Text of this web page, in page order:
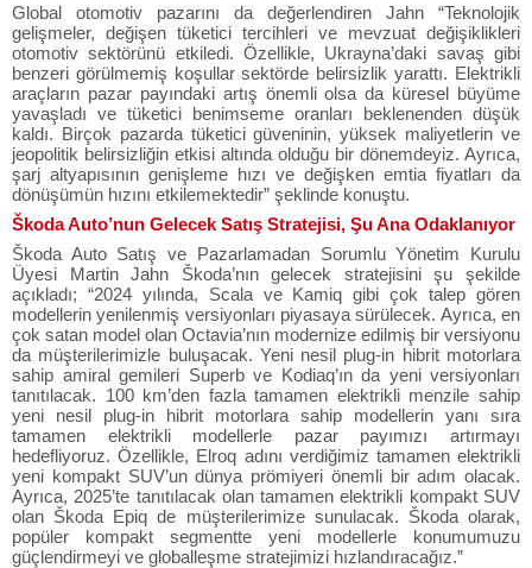
Global otomotiv pazarını da değerlendiren Jahn “Teknolojik
gelişmeler, değişen tüketici tercihleri ve mevzuat değişiklikleri
otomotiv sektörünü etkiledi. Özellikle, Ukrayna’daki savaş gibi
benzeri görülmemiş koşullar sektörde belirsizlik yarattı. Elektrikli
araçların pazar payındaki artış önemli olsa da küresel büyüme
yavaşladı ve tüketici benimseme oranları beklenenden düşük
kaldı. Birçok pazarda tüketici güveninin, yüksek maliyetlerin ve
jeopolitik belirsizliğin etkisi altında olduğu bir dönemdeyiz. Ayrıca,
şarj altyapısının genişleme hızı ve değişken emtia fiyatları da
dönüşümün hızını etkilemektedir” şeklinde konuştu.
Škoda Auto’nun Gelecek Satış Stratejisi, Şu Ana Odaklanıyor
Škoda Auto Satış ve Pazarlamadan Sorumlu Yönetim Kurulu
Üyesi Martin Jahn Škoda’nın gelecek stratejisini şu şekilde
açıkladı; “2024 yılında, Scala ve Kamiq gibi çok talep gören
modellerin yenilenmiş versiyonları piyasaya sürülecek. Ayrıca, en
çok satan model olan Octavia’nın modernize edilmiş bir versiyonu
da müşterilerimizle buluşacak. Yeni nesil plug-in hibrit motorlara
sahip amiral gemileri Superb ve Kodiaq’ın da yeni versiyonları
tanıtılacak. 100 km’den fazla tamamen elektrikli menzile sahip
yeni nesil plug-in hibrit motorlara sahip modellerin yanı sıra
tamamen elektrikli modellerle pazar payımızı artırmayı
hedefliyoruz. Özellikle, Elroq adını verdiğimiz tamamen elektrikli
yeni kompakt SUV’un dünya prömiyeri önemli bir adım olacak.
Ayrıca, 2025’te tanıtılacak olan tamamen elektrikli kompakt SUV
olan Škoda Epiq de müşterilerimize sunulacak. Škoda olarak,
popüler kompakt segmentte yeni modellerle konumumuzu
güçlendirmeyi ve globalleşme stratejimizi hızlandıracağız.”